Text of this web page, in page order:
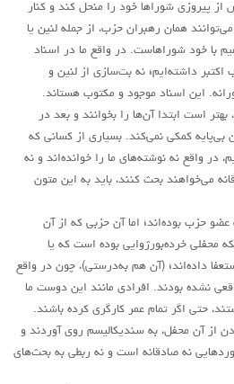
پیروزی شوراها خود را منحل کند و کنار
همان رهبران حزب، از جمله لنین یا
با خود شوراهاست. در واقع ما در اسناد
اکتبر داشته‌ایم؛ نه بت‌سازی از لنین و
این اسناد موجود و مکتوب هستاند.
بهتر است ابتدا آن‌ها را بخوانند و بعد در
بی‌پایه کمکی نمی‌کند. بسیاری از کسانی که
در واقع نه نوشته‌های ما را خوانده‌اند و نه
می‌خواهند بحث کنند، باید به این متون
حزب بوده‌اند؛ اما آن حزبی که از آن
محفلی خرده‌بورژوایی بوده است که یا
داده‌اند؛ (آن هم به‌درستی)، چون در واقع
نشده بودند. افرادی مانند این دوست ما
حتی اگر تمام عمر کارگری کرده باشند.
از آن محفل، به سندیکالیسم روی آوردند و
نه صادقانه است و نه ربطی به بحث‌های